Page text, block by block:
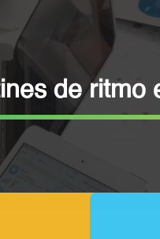
de ritmo